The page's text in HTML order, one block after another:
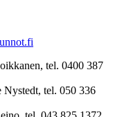
tel. 0400 387
tel. 050 336